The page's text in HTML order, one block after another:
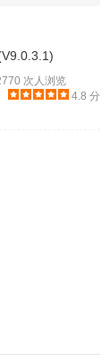
次人浏览
4.8 分